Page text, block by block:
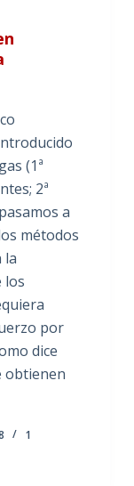
(1ª
2ª
a
métodos
la
los
por
dice
obtienen
1